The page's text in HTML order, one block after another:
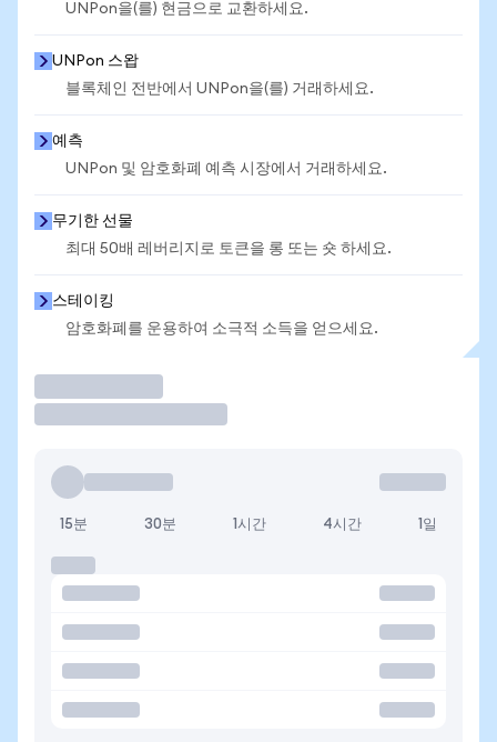
UNPon을(를) 현금으로 교환하세요.
UNPon 스왑
블록체인 전반에서 UNPon을(를) 거래하세요.
예측
UNPon 및 암호화폐 예측 시장에서 거래하세요.
무기한 선물
최대 50배 레버리지로 토큰을 롱 또는 숏 하세요.
스테이킹
암호화폐를 운용하여 소극적 소득을 얻으세요.
15분 30분 1시간 4시간 1일